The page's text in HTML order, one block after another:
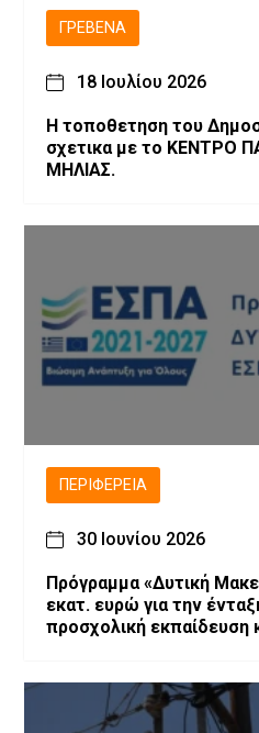
ΓΡΕΒΕΝΆ
18 Ιουλίου 2026
Η τοποθετηση του
σχετικα με το ΚΕΝΤΡΟ
ΜΗΛΙΑΣ.
ΠΕΡΙΦΈΡΕΙΑ
30 Ιουνίου 2026
Πρόγραμμα «Δυτική
εκατ. ευρώ για την
προσχολική εκπαίδευση